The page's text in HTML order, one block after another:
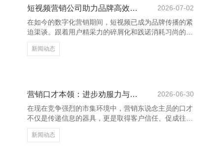
“与你再会，是我一世最好意思的或然。”这句话，充满
了感德与爱戴，抒发了对爱情的刚烈与抓着。 爱情不
仅仅大张旗饱读的誓词，更是量入为用的伴随。一
句“有你在的每
短视频营销公司助力品牌高效增长
2026-07-02
在如今的数字化营销期间，短视频已成为品牌传播的紧
迫渠谈。跟着用户精采力的碎屑化和践诺消耗习尚的变
化，短视频凭借其短平快、高互动的特色，飞速崛起为
品牌营销的新风口。而短视频营销公司则成为激动品牌
数据分析与用户瞻念察，他们匡助品牌快速找到妥当的
传播旅途，栽种曝光度和转机率。 此外，短视频营销
公司还擅始终骗热点趋势和平台算法，打造爆款践诺，
增强品牌的商场影响
新闻动态
营销口才本领：进步劝服力与疏浚才智
2026-06-30
在现在竞争强烈的市集环境中，营销东说念主员的口才
不仅是传递信息的器具，更是取得客户信任、促成往复
的关节。邃密的口才本领偶而显耀进步劝服力与疏浚才
智湖南心连通网络科技有限公司-官网，从而增强营销
新闻动态